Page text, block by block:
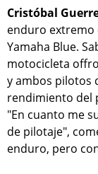
Cristóbal
enduro extremo
Yamaha Blue.
motocicleta
y ambos pilotos
rendimiento del
"En cuanto me
de pilotaje",
enduro, pero